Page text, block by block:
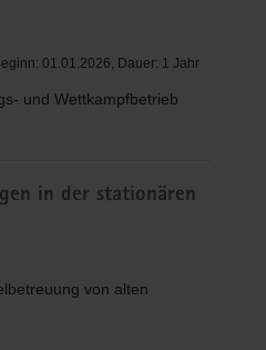
01.01.2026, Dauer: 1 Jahr
und Wettkampfbetrieb
in der stationären
von alten